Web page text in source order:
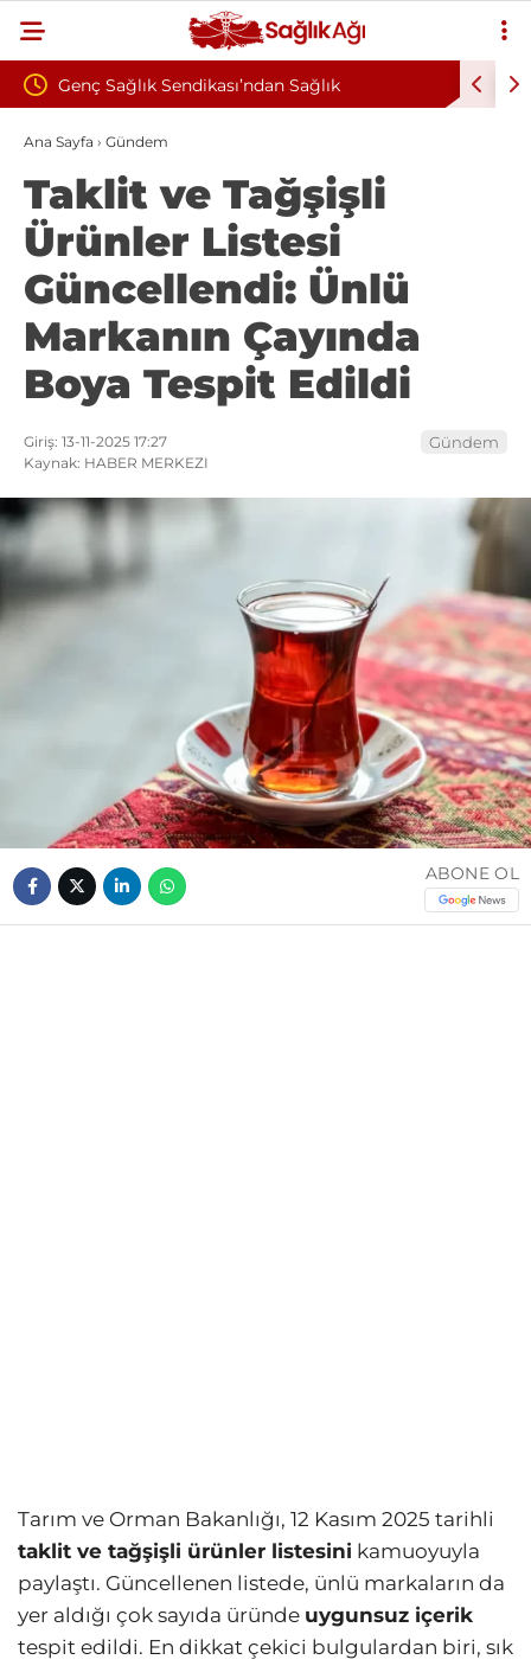
Sağlık
Tepki: “Korkuyla
İstiyoruz”
Çankırı Devlet Hastanesi’nde
Ana Sayfa › Gündem
Taklit ve Tağşişli
Ürünler Listesi
Güncellendi: Ünlü
Markanın Çayında
Boya Tespit Edildi
Giriş: 13-11-2025 17:27
Kaynak: HABER MERKEZI
Gündem
ABONE OL
Tarım ve Orman Bakanlığı, 12 Kasım 2025 tarihli
taklit ve tağşişli ürünler listesini kamuoyuyla
paylaştı. Güncellenen listede, ünlü markaların da
yer aldığı çok sayıda üründe uygunsuz içerik
tespit edildi. En dikkat çekici bulgulardan biri, sık